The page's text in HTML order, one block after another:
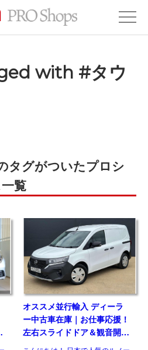
with #タウ
タグがついたプロシ
覧
オススメ並行輸入 ディーラ
ー中古車在庫｜お仕事応援！
左右スライドドア＆観音開き
日産 タウンスター バン